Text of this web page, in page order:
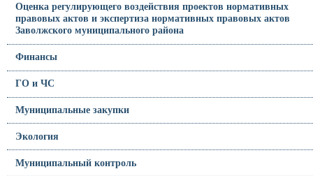
Оценка регулирующего воздействия проектов нормативных
правовых актов и экспертиза нормативных правовых актов
Заволжского муниципального района
Финансы
ГО и ЧС
Муниципальные закупки
Экология
Муниципальный контроль